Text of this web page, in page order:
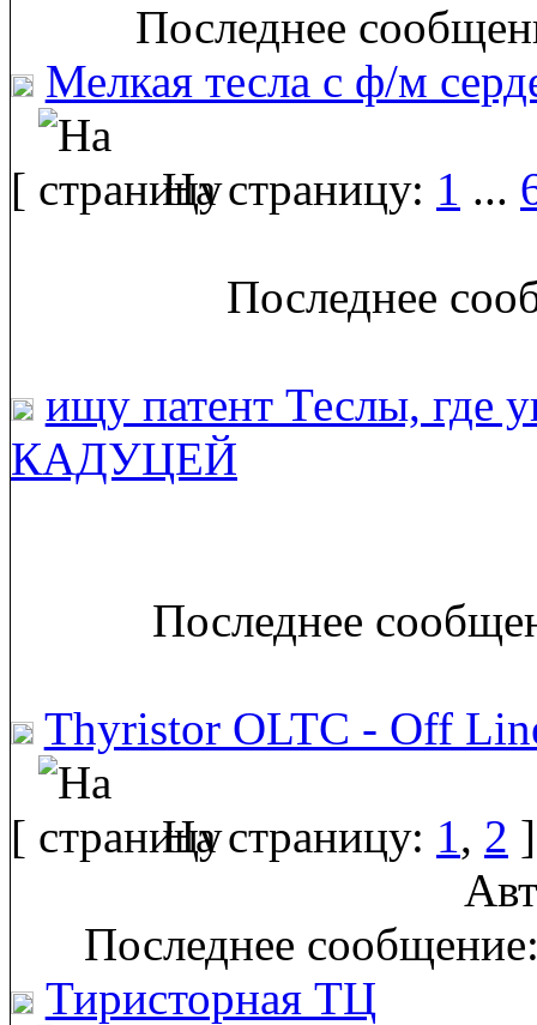
Последнее
Мелкая тесла с ф/м
[ На страницу: 1 ...
Последнее
ищу патент Теслы, где
КАДУЦЕЙ
Последнее
Thyristor OLTC - Off
[ На страницу: 1, 2 ]
Последнее
Тиристорная ТЦ